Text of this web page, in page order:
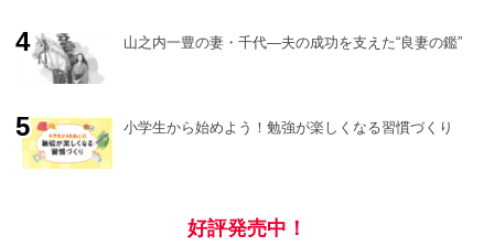
山之内一豊の妻・千代―夫の成功を支えた“良妻の鑑”
小学生から始めよう！勉強が楽しくなる習慣づくり
好評発売中！